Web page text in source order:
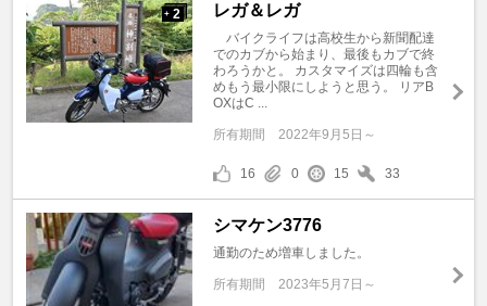
+ 2 レガ＆レガ
バイクライフは高校生から新聞配達
でのカブから始まり、最後もカブで終
わろうかと。 カスタマイズは四輪も含
めもう最小限にしようと思う。 リアB
OXはC ...
所有期間 2022年9月5日～
16 0 15 33
シマケン3776
通勤のため増車しました。
所有期間 2023年5月7日～